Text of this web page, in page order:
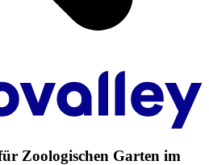
Zoologischen Garten im